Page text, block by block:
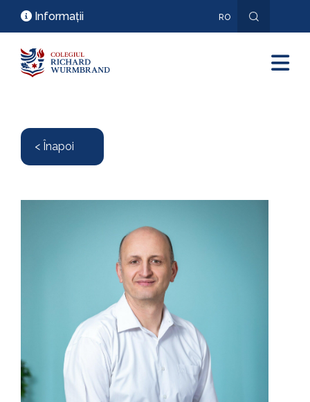
Informații RO
< Înapoi